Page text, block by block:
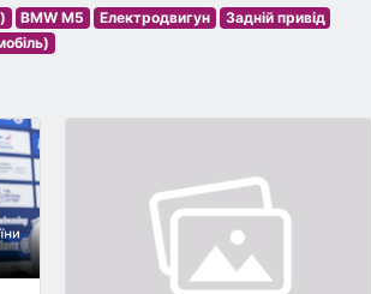
BMW M5 Електродвигун
Задній привід